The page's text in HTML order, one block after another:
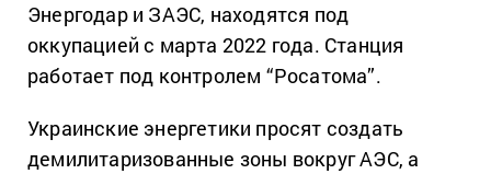
Энергодар и ЗАЭС, находятся под
оккупацией с марта 2022 года. Станция
работает под контролем “Росатома”.
Украинские энергетики просят создать
демилитаризованные зоны вокруг АЭС, а